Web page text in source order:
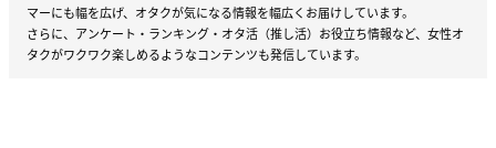
マーにも幅を広げ、オタクが気になる情報を幅広くお届けしています。
さらに、アンケート・ランキング・オタ活（推し活）お役立ち情報など、女性オ
タクがワクワク楽しめるようなコンテンツも発信しています。